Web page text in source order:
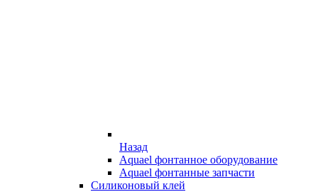
Назад
Aquael фонтанное оборудование
Aquael фонтанные запчасти
Силиконовый клей